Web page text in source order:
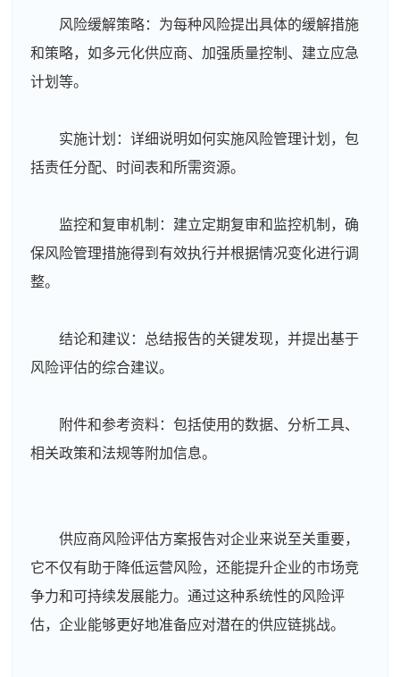
风险缓解策略：为每种风险提出具体的缓解措施
和策略，如多元化供应商、加强质量控制、建立应急
计划等。
实施计划：详细说明如何实施风险管理计划，包
括责任分配、时间表和所需资源。
监控和复审机制：建立定期复审和监控机制，确
保风险管理措施得到有效执行并根据情况变化进行调
整。
结论和建议：总结报告的关键发现，并提出基于
风险评估的综合建议。
附件和参考资料：包括使用的数据、分析工具、
相关政策和法规等附加信息。
供应商风险评估方案报告对企业来说至关重要，
它不仅有助于降低运营风险，还能提升企业的市场竞
争力和可持续发展能力。通过这种系统性的风险评
估，企业能够更好地准备应对潜在的供应链挑战。
周** 139****2728 2026-08-04
刘** 133****3803 2026-08-07